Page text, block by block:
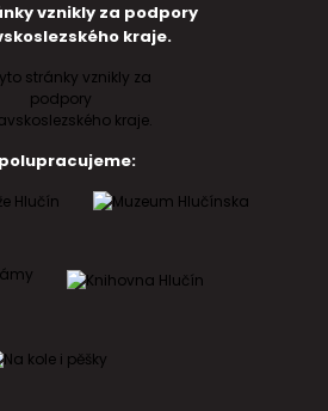
vznikly za podpory
kraje.